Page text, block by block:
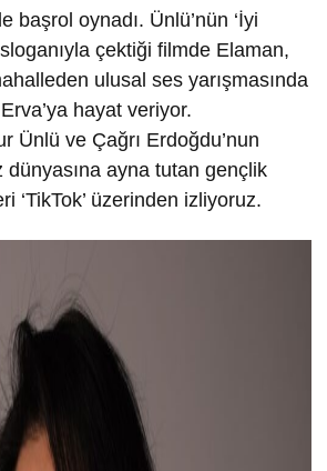
başrol oynadı. Ünlü’nün ‘İyi
çektiği filmde Elaman,
ulusal ses yarışmasında
hayat veriyor.
Ünlü ve Çağrı Erdoğdu’nun
dünyasına ayna tutan gençlik
‘TikTok’ üzerinden izliyoruz.